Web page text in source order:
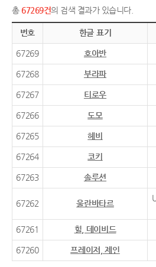
총 67269건의 검색 결과가 있습니다.
번호 한글 표기
67269 호아반
67268 부라파
67267 티로우
67266 도모
67265 헤비
67264 코키
67263 솔루션
67262 울란바타르
67261 힐, 데이비드
67260 프레이저, 제인